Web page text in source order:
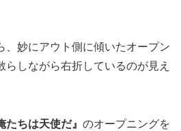
、妙にアウト側に傾いたオープン
らしながら右折しているのが見え
たちは天使だ』 のオープニングを